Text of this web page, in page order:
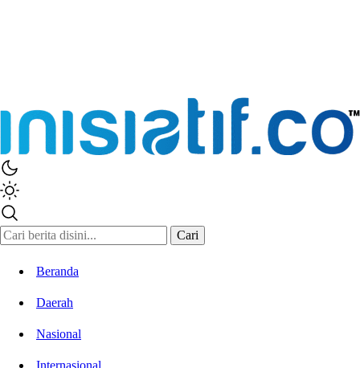
Inisiatif.co
Stay Connected Stay Informed
Cari
Beranda
Daerah
Nasional
Internasional